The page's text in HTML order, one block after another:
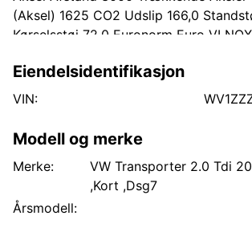
(Aksel) 1625 CO2 Udslip 166,0
Kørselsstøj 72,0 Euronorm Euro VI
"Composition Colour",
el-spejle, Forberedelse for
opbevaringsrum, Opvarmeligt
førersæde, Lændestøtte på førersæde,
Climatic, Dæktrykskontrolsystem,
PW2 Parkeringsvarmer m. ur og
Multifunktionslæderrat, ZI7 Radio- og
Eiendelsidentifikasjon
VIN:
Modell og merke
Merke:
VW Transporter 2.0 Tdi
,Kort ,Dsg7
Årsmodell: